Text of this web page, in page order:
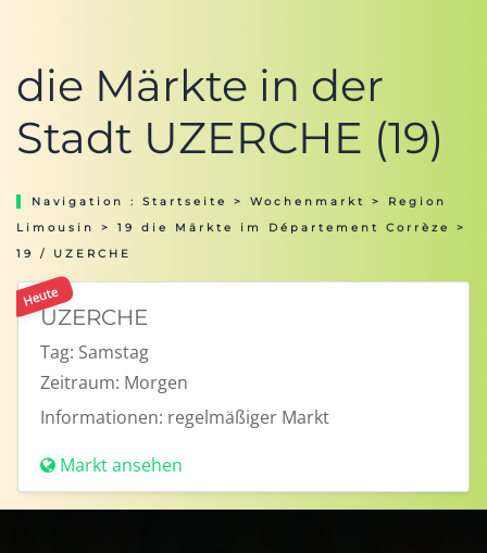
die Märkte in der
Stadt UZERCHE (19)
Navigation : Startseite > Wochenmarkt > Region
Limousin
> 19 die Märkte im Département Corrèze
>
19 / UZERCHE
Heute
UZERCHE
Tag: Samstag
Zeitraum: Morgen
Informationen: regelmäßiger Markt
Markt ansehen